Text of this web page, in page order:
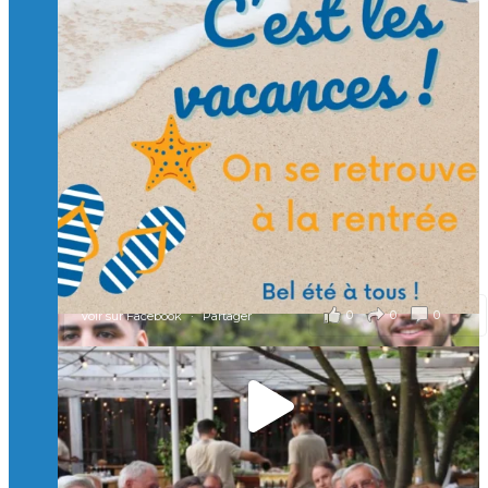
Charger plus Suivre sur Instagram
🙏 Soutenez l’Isep via la taxe d’apprentissage 2026
et contribuons ensemble à former les générations
d’ingénieurs de demain. 🙏
Merci à tous !
🎯 Taxe d’apprentissage 2026 : avec l'Isep, investissez pour
un numérique au service de l'humain !
À l’Isep, nous formons des ingénieurs, des bachelors, des
Mastères Spécialisés, qui allient excellence technologique et
valeurs humaines, au cœur de notre pro
...Voir plus
il y a 2 mois
0 0 0
Voir sur Facebook · Partager
🚀Afterwork à Genève 🚀
🥳 Le 22 avril dernier, 14 Alumni vivant / travaillant
en Suisse ont partagé un moment convivial de
retrouvailles et d'échanges !